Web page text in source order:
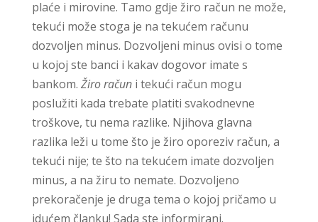
plaće i mirovine. Tamo gdje žiro račun ne može,
tekući može stoga je na tekućem računu
dozvoljen minus. Dozvoljeni minus ovisi o tome
u kojoj ste banci i kakav dogovor imate s
bankom. Žiro računi tekući račun mogu
poslužiti kada trebate platiti svakodnevne
troškove, tu nema razlike. Njihova glavna
razlika leži u tome što je žiro oporeziv račun, a
tekući nije; te što na tekućem imate dozvoljen
minus, a na žiru to nemate. Dozvoljeno
prekoračenje je druga tema o kojoj pričamo u
idućem članku! Sada ste informirani.